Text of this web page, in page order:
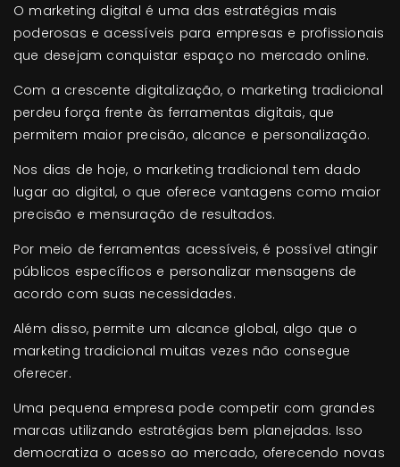
O marketing digital é uma das estratégias mais
poderosas e acessíveis para empresas e profissionais
que desejam conquistar espaço no mercado online.
Com a crescente digitalização, o marketing tradicional
perdeu força frente às ferramentas digitais, que
permitem maior precisão, alcance e personalização.
Nos dias de hoje, o marketing tradicional tem dado
lugar ao digital, o que oferece vantagens como maior
precisão e mensuração de resultados.
Por meio de ferramentas acessíveis, é possível atingir
públicos específicos e personalizar mensagens de
acordo com suas necessidades.
Além disso, permite um alcance global, algo que o
marketing tradicional muitas vezes não consegue
oferecer.
Uma pequena empresa pode competir com grandes
marcas utilizando estratégias bem planejadas. Isso
democratiza o acesso ao mercado, oferecendo novas